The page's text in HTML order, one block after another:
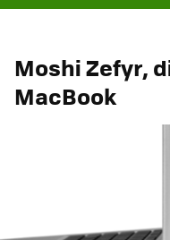
Moshi Zefyr,
MacBook